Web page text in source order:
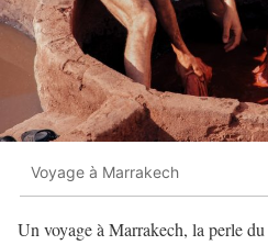
Voyage à Marrakech
Un voyage à Marrakech, la perle